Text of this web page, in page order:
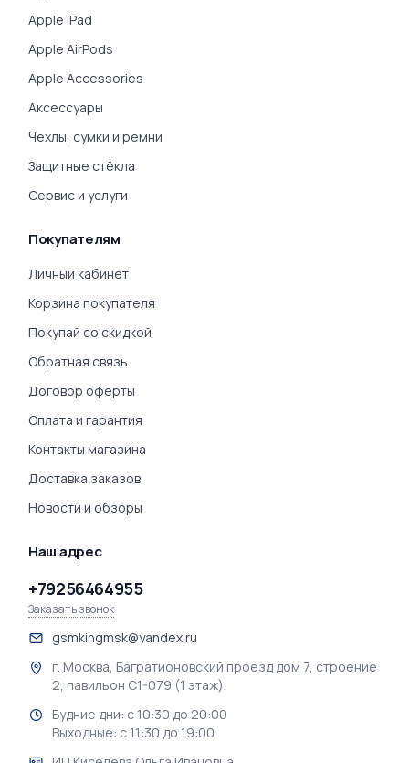
Apple iPad
Apple AirPods
Apple Accessories
Аксессуары
Чехлы, сумки и ремни
Защитные стёкла
Сервис и услуги
Покупателям
Личный кабинет
Корзина покупателя
Покупай со скидкой
Обратная связь
Договор оферты
Оплата и гарантия
Контакты магазина
Доставка заказов
Новости и обзоры
Наш адрес
+79256464955
Заказать звонок
gsmkingmsk@yandex.ru
г. Москва, Багратионовский проезд дом 7, строение
2, павильон С1-079 (1 этаж).
Будние дни: с 10:30 до 20:00
Выходные: с 11:30 до 19:00